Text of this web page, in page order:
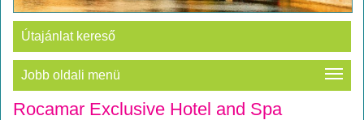
Útajánlat kereső
Jobb oldali menü
Rocamar Exclusive Hotel and Spa